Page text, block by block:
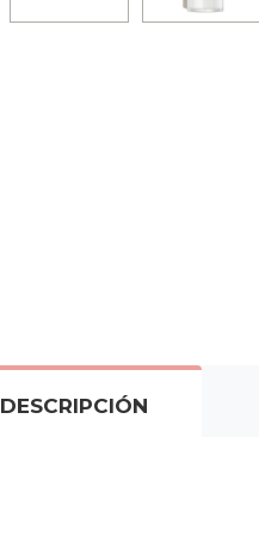
DESCRIPCIÓN